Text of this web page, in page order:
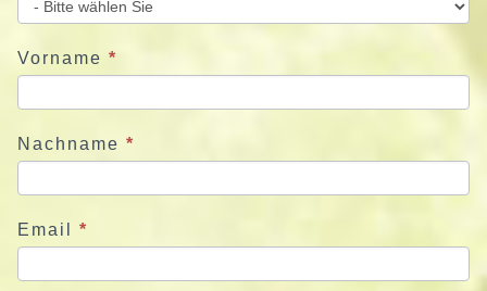
e
u
n
s
e
t
Vorname *
Nachname *
Email *